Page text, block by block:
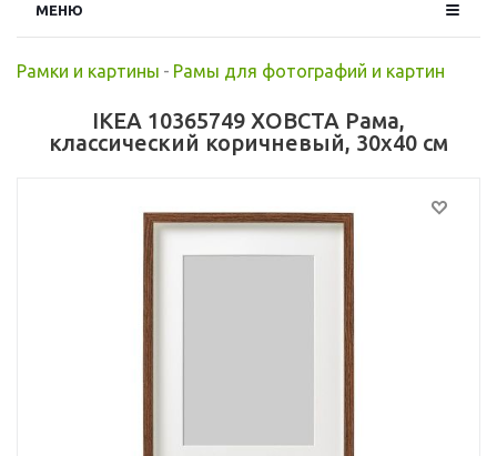
МЕНЮ
Рамки и картины - Рамы для фотографий и картин
IKEA 10365749 ХОВСТА Рама,
классический коричневый, 30x40 см